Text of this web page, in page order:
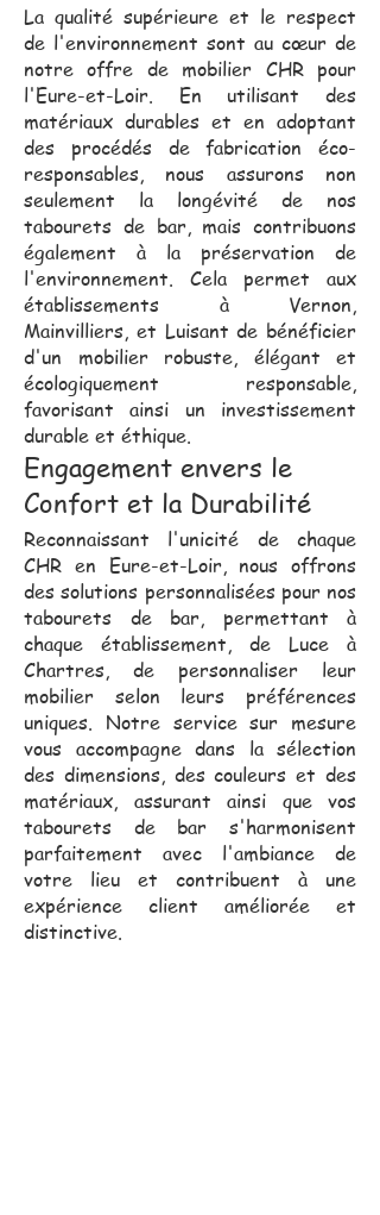
La qualité supérieure et le respect
de l'environnement sont au cœur de
notre offre de mobilier CHR pour
l'Eure-et-Loir. En utilisant des
matériaux durables et en adoptant
des procédés de fabrication éco-
responsables, nous assurons non
seulement la longévité de nos
tabourets de bar, mais contribuons
également à la préservation de
l'environnement. Cela permet aux
établissements à Vernon,
Mainvilliers, et Luisant de bénéficier
d'un mobilier robuste, élégant et
écologiquement responsable,
favorisant ainsi un investissement
durable et éthique.
Engagement envers le
Confort et la Durabilité
Reconnaissant l'unicité de chaque
CHR en Eure-et-Loir, nous offrons
des solutions personnalisées pour nos
tabourets de bar, permettant à
chaque établissement, de Luce à
Chartres, de personnaliser leur
mobilier selon leurs préférences
uniques. Notre service sur mesure
vous accompagne dans la sélection
des dimensions, des couleurs et des
matériaux, assurant ainsi que vos
tabourets de bar s'harmonisent
parfaitement avec l'ambiance de
votre lieu et contribuent à une
expérience client améliorée et
distinctive.